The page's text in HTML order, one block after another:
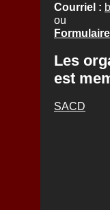
Courriel :
ou
Les
est
SACD